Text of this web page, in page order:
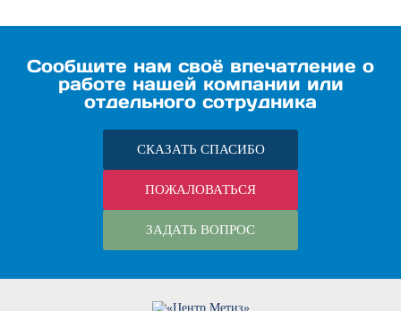
Сообщите нам своё впечатление о
работе нашей компании или
отдельного сотрудника
СКАЗАТЬ СПАСИБО
ПОЖАЛОВАТЬСЯ
ЗАДАТЬ ВОПРОС